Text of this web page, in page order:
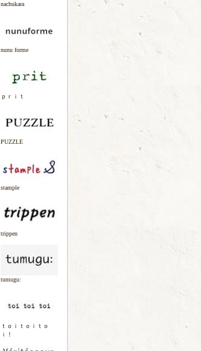
nachukara
nunu forme
ｐｒｉｔ
PUZZLE
stample
trippen
tumugu:
ｔｏｉｔｏｉｔｏ
ｉ！